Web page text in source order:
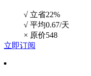
√ 立省22%
√ 平均0.67/天
× 原价548
立即订阅